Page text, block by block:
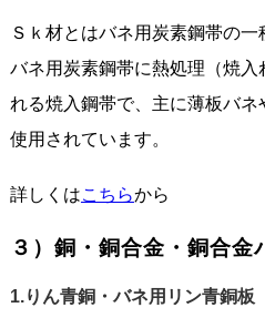
Ｓｋ材とはバネ用炭素鋼帯の
バネ用炭素鋼帯に熱処理（焼入
れる焼入鋼帯で、主に薄板バ
使用されています。
詳しくはこちらから
３）銅・銅合金・銅合金
1.りん青銅・バネ用リン青銅板